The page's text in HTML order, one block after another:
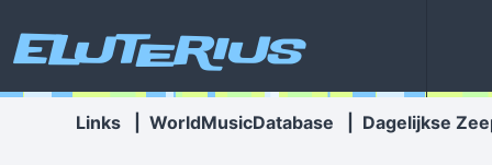
Eluterius
Links WorldMusicDatabase Dagelijkse